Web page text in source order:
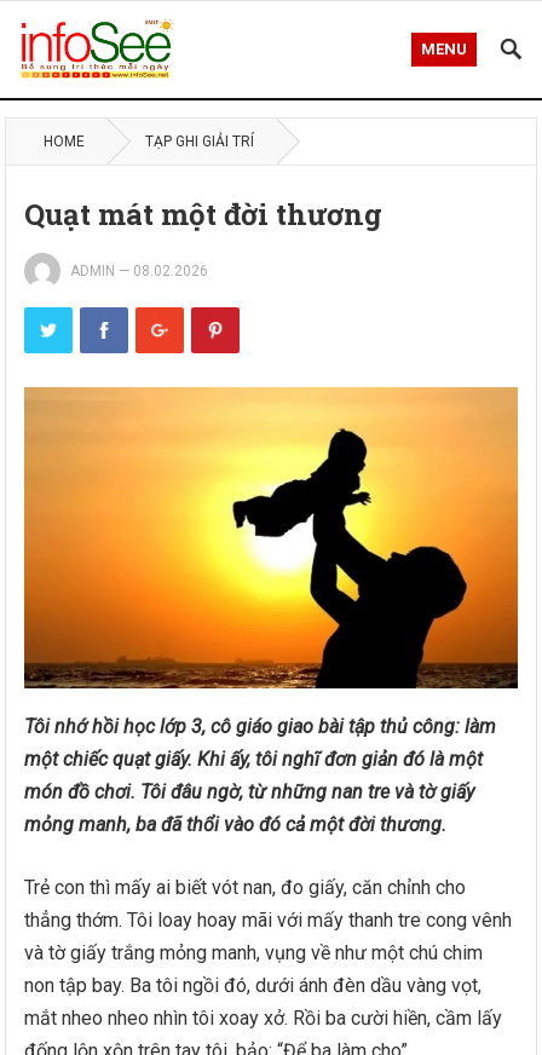
MENU
HOME TẠP GHI GIẢI TRÍ
Quạt mát một đời thương
ADMIN — 08.02.2026
Tôi nhớ hồi học lớp 3, cô giáo giao bài tập thủ công: làm
một chiếc quạt giấy. Khi ấy, tôi nghĩ đơn giản đó là một
món đồ chơi. Tôi đâu ngờ, từ những nan tre và tờ giấy
mỏng manh, ba đã thổi vào đó cả một đời thương.
Trẻ con thì mấy ai biết vót nan, đo giấy, căn chỉnh cho
thẳng thớm. Tôi loay hoay mãi với mấy thanh tre cong vênh
và tờ giấy trắng mỏng manh, vụng về như một chú chim
non tập bay. Ba tôi ngồi đó, dưới ánh đèn dầu vàng vọt,
mắt nheo nheo nhìn tôi xoay xở. Rồi ba cười hiền, cầm lấy